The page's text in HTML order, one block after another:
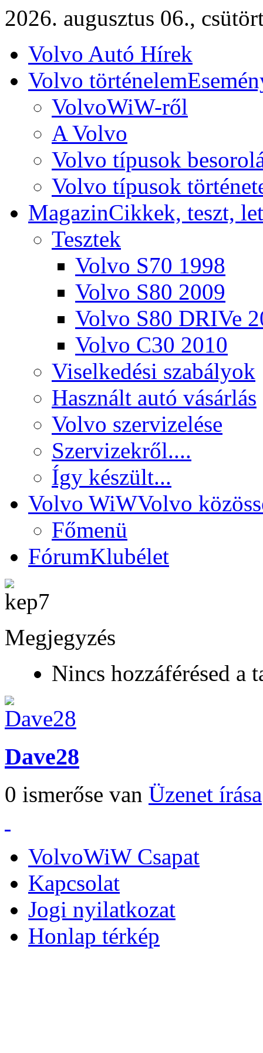
2026. augusztus 06.,
Volvo Autó Hírek
Volvo történelem
VolvoWiW-ről
A Volvo
Volvo típusok
Volvo típusok
MagazinCikkek, teszt,
Tesztek
Volvo S70 1998
Volvo S80 2009
Volvo S80 DRIVe
Volvo C30 2010
Viselkedési szabályok
Használt autó vásárlás
Volvo szervizelése
Szervizekről....
Így készült...
Volvo WiWVolvo
Főmenü
FórumKlubélet
Megjegyzés
Nincs hozzáférésed a
Dave28
0 ismerőse van Üzenet írása
VolvoWiW Csapat
Kapcsolat
Jogi nyilatkozat
Honlap térkép